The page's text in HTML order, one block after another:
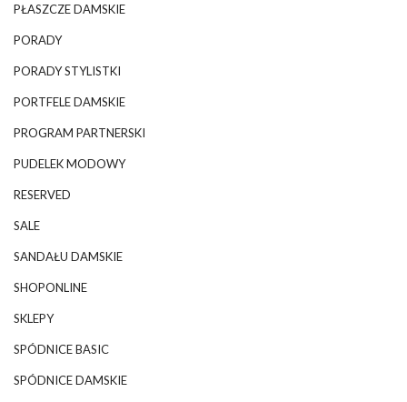
PŁASZCZE DAMSKIE
PORADY
PORADY STYLISTKI
PORTFELE DAMSKIE
PROGRAM PARTNERSKI
PUDELEK MODOWY
RESERVED
SALE
SANDAŁU DAMSKIE
SHOPONLINE
SKLEPY
SPÓDNICE BASIC
SPÓDNICE DAMSKIE